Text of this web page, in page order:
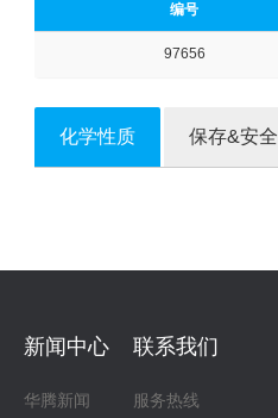
编号
97656
化学性质 保存&安全
新闻中心
华腾新闻
联系我们
服务热线